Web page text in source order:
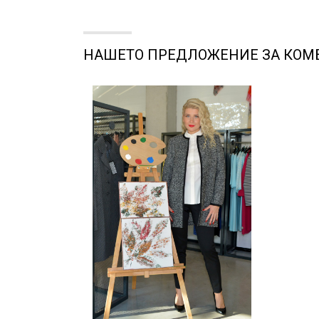
НАШЕТО ПРЕДЛОЖЕНИЕ ЗА